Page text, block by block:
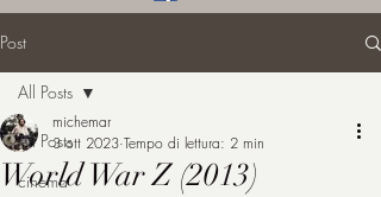
michemar
Post
All Posts
cinema
All Posts
World War Z (2013)
michemar
3 ott 2023 Tempo di lettura: 2 min